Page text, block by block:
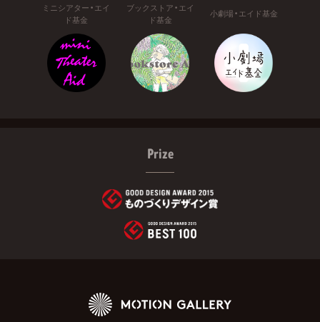
ミニシアター・エイ
ド基金
ブックストア・エイ
ド基金
小劇場・エイド基金
Prize